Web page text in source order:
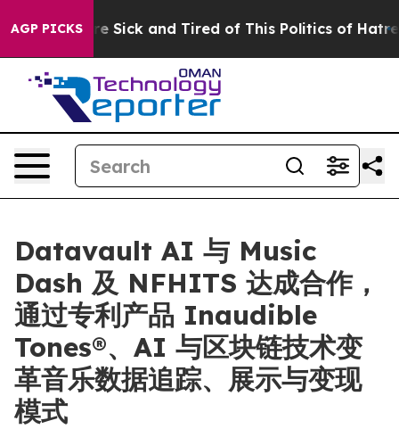
AGP PICKS
Are Sick and Tired of This Politics of Hatred”
Datavault AI 与 Music
Dash 及 NFHITS 达成合作，
通过专利产品 Inaudible
Tones®、AI 与区块链技术变
革音乐数据追踪、展示与变现
模式